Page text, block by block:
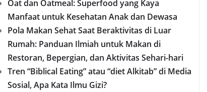
Oat dan Oatmeal: Superfood yang Kaya
Manfaat untuk Kesehatan Anak dan Dewasa
Pola Makan Sehat Saat Beraktivitas di Luar
Rumah: Panduan Ilmiah untuk Makan di
Restoran, Bepergian, dan Aktivitas Sehari-hari
Tren “Biblical Eating” atau “diet Alkitab” di Media
Sosial, Apa Kata Ilmu Gizi?